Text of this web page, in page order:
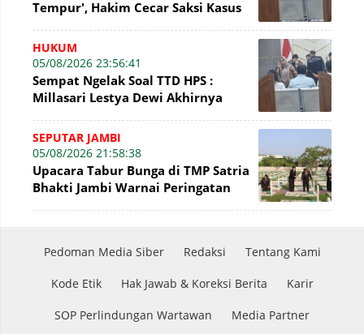
Tempur', Hakim Cecar Saksi Kasus
HUKUM
05/08/2026 23:56:41
Sempat Ngelak Soal TTD HPS :
Millasari Lestya Dewi Akhirnya
SEPUTAR JAMBI
05/08/2026 21:58:38
Upacara Tabur Bunga di TMP Satria
Bhakti Jambi Warnai Peringatan
Pedoman Media Siber Redaksi Tentang Kami
Kode Etik Hak Jawab & Koreksi Berita Karir
SOP Perlindungan Wartawan Media Partner